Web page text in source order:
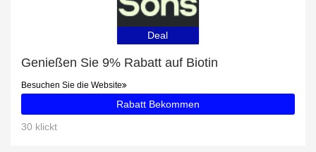
Deal
Genießen Sie 9% Rabatt auf Biotin
Besuchen Sie die Website
Rabatt Bekommen
30 klickt